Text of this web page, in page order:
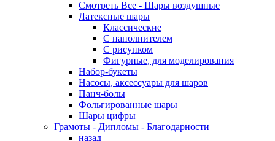
Смотреть Все - Шары воздушные
Латексные шары
Классические
С наполнителем
С рисунком
Фигурные, для моделирования
Набор-букеты
Насосы, аксессуары для шаров
Панч-болы
Фольгированные шары
Шары цифры
Грамоты - Дипломы - Благодарности
назад